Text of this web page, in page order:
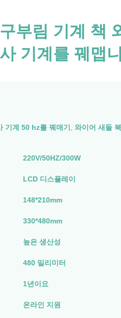
부림 기계 책
기계를 꿰맵
기계 50 hz를 꿰매기 와이어 새들
220V/50HZ/300W
LCD 디스플레이
148*210mm
330*480mm
높은 생산성
480 밀리미터
1년이요
온라인 지원